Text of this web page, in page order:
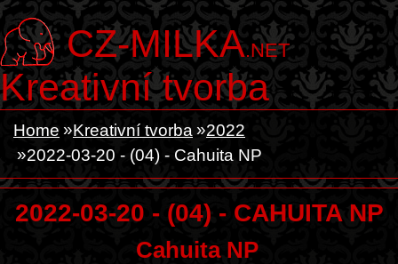
CZ-MILKA.NET
Kreativní tvorba
Home Kreativní tvorba
2022
2022-03-20 - (04) - Cahuita NP
2022-03-20 - (04) - CAHUITA NP
Cahuita NP